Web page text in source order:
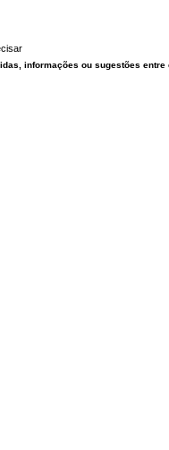
informações ou sugestões